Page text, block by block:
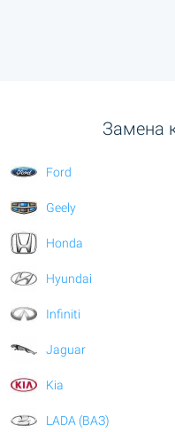
Замена
Ford
Geely
Honda
Hyundai
Infiniti
Jaguar
Kia
LADA (ВАЗ)